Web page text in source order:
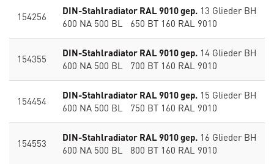
154256 DIN-Stahlradiator RAL 9010 gep. 13 Glieder BH
600 NA 500 BL 650 BT 160 RAL 9010
154355 DIN-Stahlradiator RAL 9010 gep. 14 Glieder BH
600 NA 500 BL 700 BT 160 RAL 9010
154454 DIN-Stahlradiator RAL 9010 gep. 15 Glieder BH
600 NA 500 BL 750 BT 160 RAL 9010
154553 DIN-Stahlradiator RAL 9010 gep. 16 Glieder BH
600 NA 500 BL 800 BT 160 RAL 9010